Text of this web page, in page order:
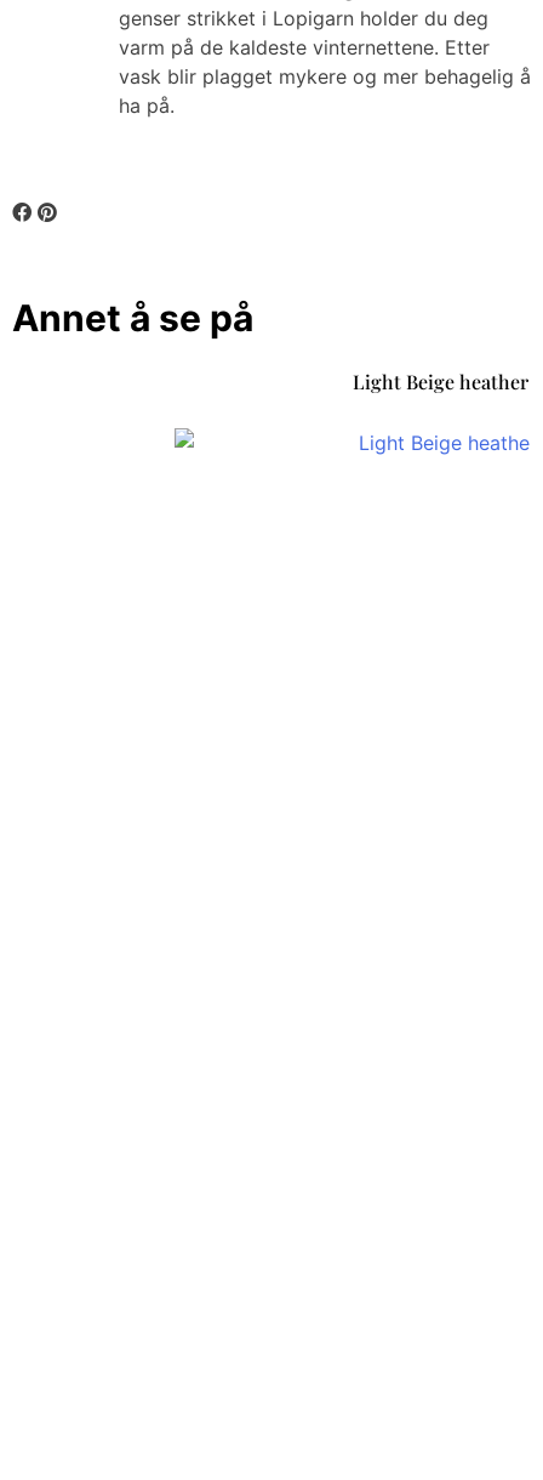
genser strikket i Lopigarn holder du deg
varm på de kaldeste vinternettene. Etter
vask blir plagget mykere og mer behagelig å
ha på.
Annet å se på
Light Beige heather